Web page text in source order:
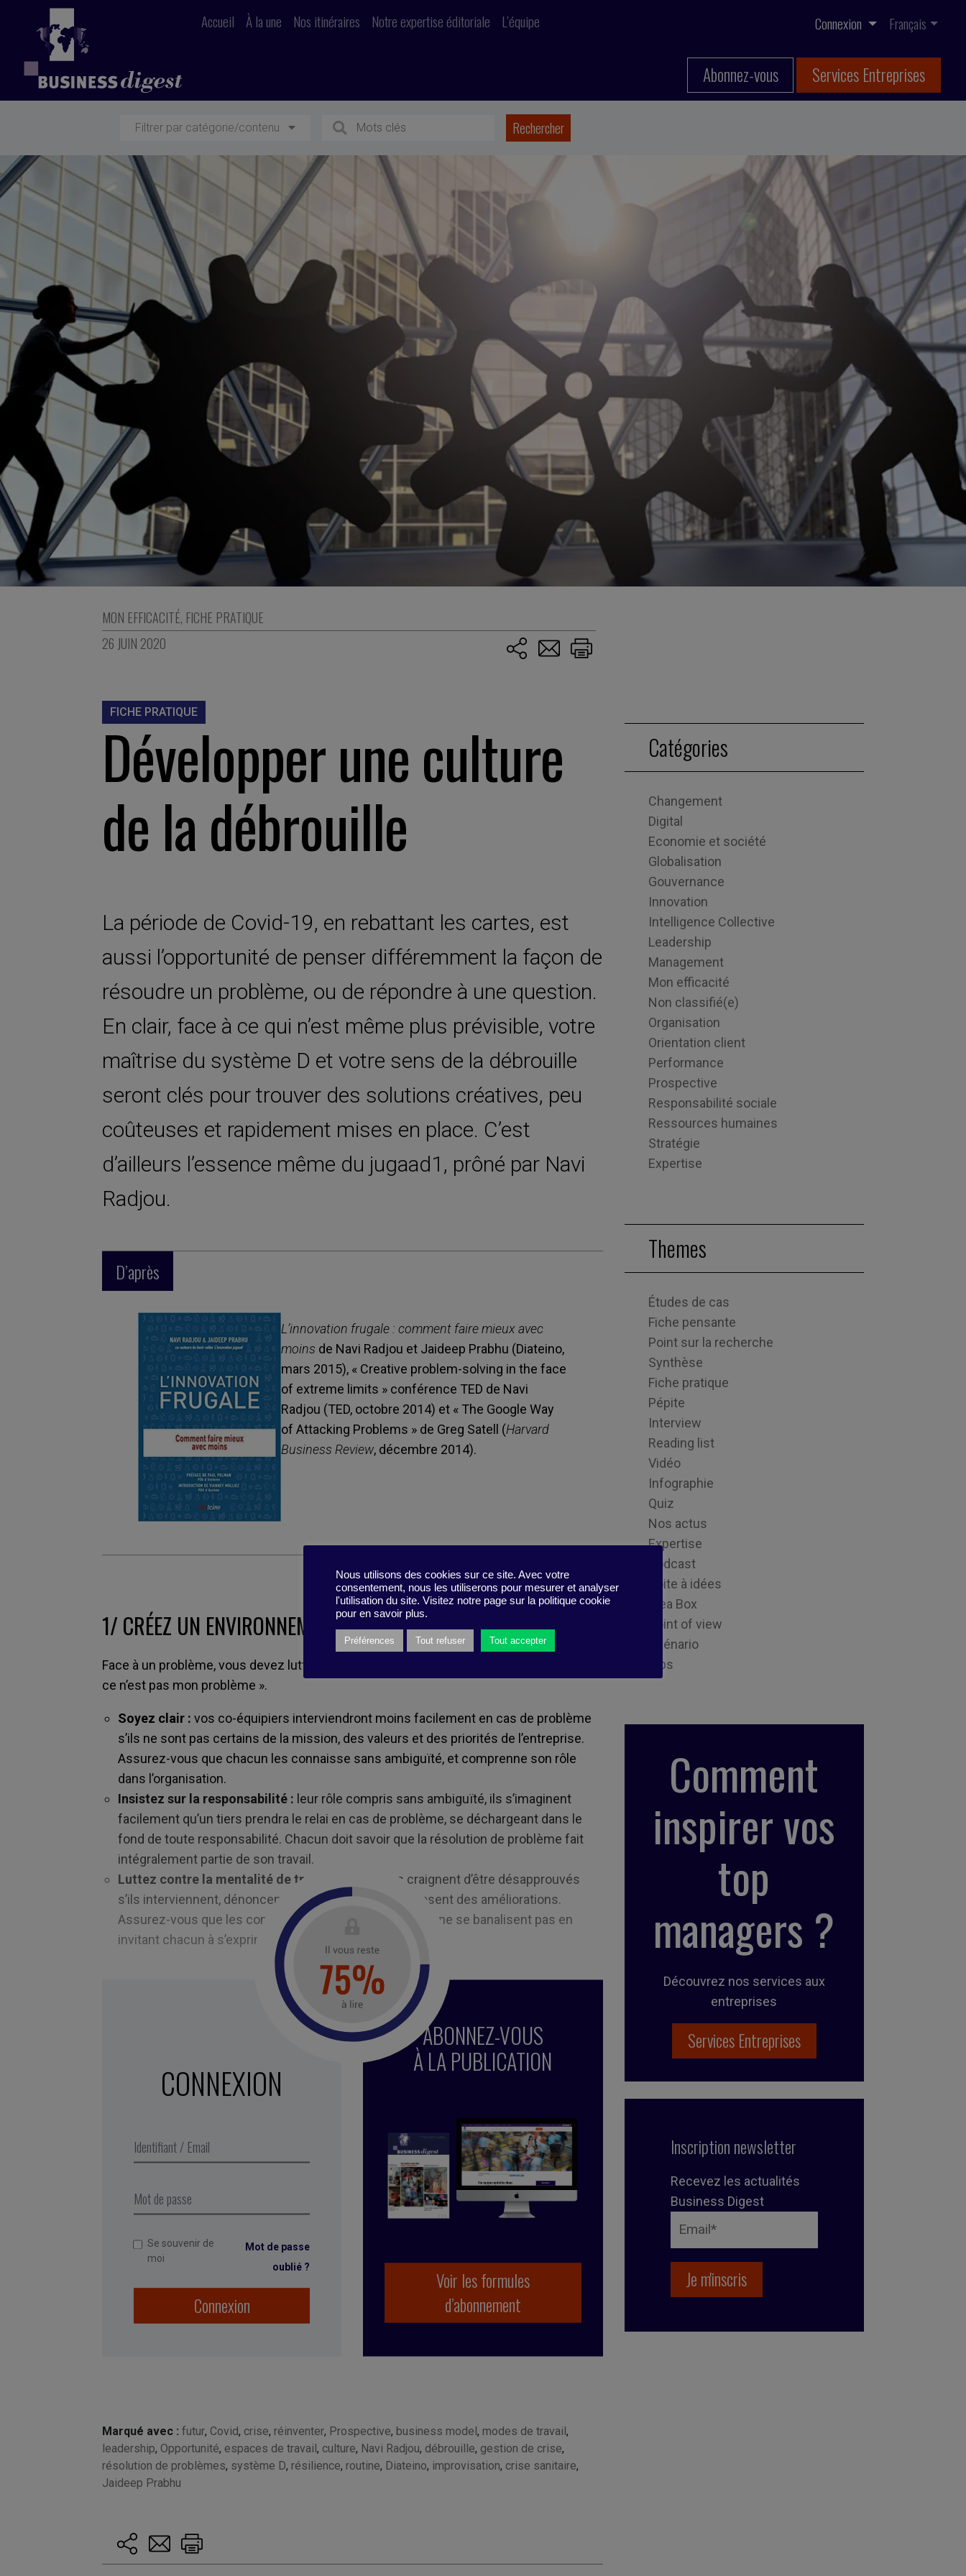
Accueil À la une Nos itinéraires Notre expertise éditoriale L’équipe Connexion Français
Abonnez-vous Services Entreprises
Filtrer par catégorie/contenu
MON EFFICACITÉ, FICHE PRATIQUE
26 JUIN 2020
FICHE PRATIQUE
Développer une culture
de la débrouille
La période de Covid-19, en rebattant les cartes, est
aussi l’opportunité de penser différemment la façon de
résoudre un problème, ou de répondre à une question.
En clair, face à ce qui n’est même plus prévisible, votre
maîtrise du système D et votre sens de la débrouille
seront clés pour trouver des solutions créatives, peu
coûteuses et rapidement mises en place. C’est
d’ailleurs l’essence même du jugaad1, prôné par Navi
Radjou.
D’après
L’innovation frugale : comment faire mieux avec
moins de Navi Radjou et Jaideep Prabhu (Diateino,
mars 2015), « Creative problem-solving in the face
of extreme limits » conférence TED de Navi
Radjou (TED, octobre 2014) et « The Google Way
of Attacking Problems » de Greg Satell (Harvard
Business Review, décembre 2014).
1/ CRÉEZ UN ENVIRONNEMENTFAVORABLE…AU SYSTÈME D
Face à un problème, vous devez lutter au sein de votre équipe contre le syndrome du «
ce n’est pas mon problème ».
Soyez clair : vos co-équipiers interviendront moins facilement en cas de problème
s’ils ne sont pas certains de la mission, des valeurs et des priorités de l’entreprise.
Assurez-vous que chacun les connaisse sans ambiguïté, et comprenne son rôle
dans l’organisation.
Insistez sur la responsabilité : leur rôle compris sans ambiguïté, ils s’imaginent
facilement qu’un tiers prendra le relai en cas de problème, se déchargeant dans le
fond de toute responsabilité. Chacun doit savoir que la résolution de problème fait
intégralement partie de son travail.
Luttez contre la mentalité de troupeau :
certains craignent d’être désapprouvés
s’ils interviennent, dénoncent des problèmes ou proposent des améliorations.
Assurez-vous que les comportements dysfonctionnels ne se banalisent pas en
invitant chacun à s’exprimer librement.
CONNEXION
Se souvenir de
moi
Mot de passe
oublié ?
Connexion
ABONNEZ-VOUS
À LA PUBLICATION
Voir les formules
d’abonnement
Marqué avec : futur, Covid, crise, réinventer, Prospective, business model, modes de travail,
leadership, Opportunité, espaces de travail, culture, Navi Radjou, débrouille, gestion de crise,
résolution de problèmes, système D, résilience, routine, Diateino, improvisation, crise sanitaire,
Jaideep Prabhu
Catégories
Changement
Digital
Economie et société
Globalisation
Gouvernance
Innovation
Intelligence Collective
Leadership
Management
Mon efficacité
Non classifié(e)
Organisation
Orientation client
Performance
Prospective
Responsabilité sociale
Ressources humaines
Stratégie
Expertise
Themes
Études de cas
Fiche pensante
Point sur la recherche
Synthèse
Fiche pratique
Pépite
Interview
Reading list
Vidéo
Infographie
Quiz
Nos actus
Expertise
Podcast
Boite à idées
Idea Box
Point of view
Scénario
Tips
Comment
inspirer vos
top
managers ?
Découvrez nos services aux
entreprises
Services Entreprises
Inscription newsletter
Recevez les actualités
Business Digest
Nous utilisons des cookies sur ce site. Avec votre
consentement, nous les utiliserons pour mesurer et analyser
l'utilisation du site. Visitez notre page sur la politique cookie
pour en savoir plus.
Préférences Tout refuser Tout accepter